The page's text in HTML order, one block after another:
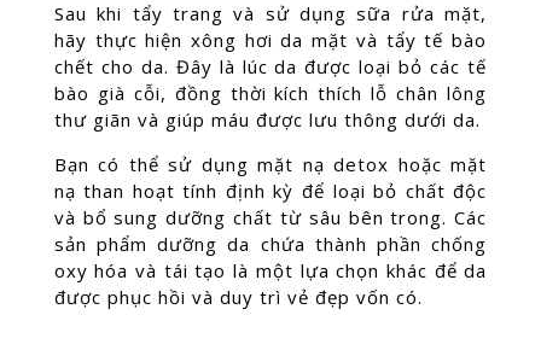
Sau khi tẩy trang và sử dụng sữa rửa mặt,
hãy thực hiện xông hơi da mặt và tẩy tế bào
chết cho da. Đây là lúc da được loại bỏ các tế
bào già cỗi, đồng thời kích thích lỗ chân lông
thư giãn và giúp máu được lưu thông dưới da.
Bạn có thể sử dụng mặt nạ detox hoặc mặt
nạ than hoạt tính định kỳ để loại bỏ chất độc
và bổ sung dưỡng chất từ sâu bên trong. Các
sản phẩm dưỡng da chứa thành phần chống
oxy hóa và tái tạo là một lựa chọn khác để da
được phục hồi và duy trì vẻ đẹp vốn có.